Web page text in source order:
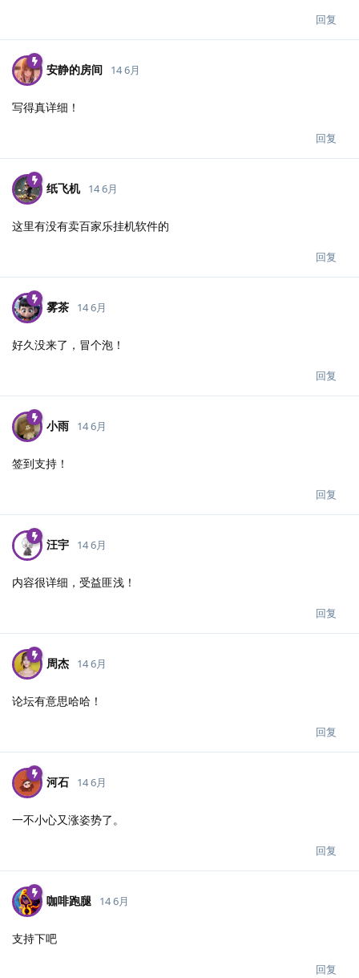
回复
安静的房间 14 6月
写得真详细！
回复
纸飞机 14 6月
这里有没有卖百家乐挂机软件的
回复
雾茶 14 6月
好久没来了，冒个泡！
回复
小雨 14 6月
签到支持！
回复
汪宇 14 6月
内容很详细，受益匪浅！
回复
周杰 14 6月
论坛有意思哈哈！
回复
河石 14 6月
一不小心又涨姿势了。
回复
咖啡跑腿 14 6月
支持下吧
回复